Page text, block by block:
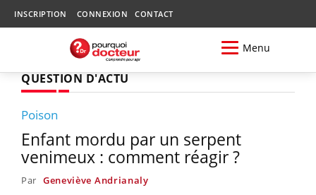
INSCRIPTION CONNEXION CONTACT
Menu
QUESTION D'ACTU
Poison
Enfant mordu par un serpent
venimeux : comment réagir ?
Par Geneviève Andrianaly